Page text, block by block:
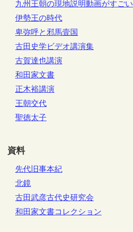
九州王朝の現地説明動画がすごい
伊勢王の時代
卑弥呼と邪馬壹国
古田史学ビデオ講演集
古賀達也講演
和田家文書
正木裕講演
王朝交代
聖徳太子
資料
先代旧事本紀
北鏡
古田武彦古代史研究会
和田家文書コレクション